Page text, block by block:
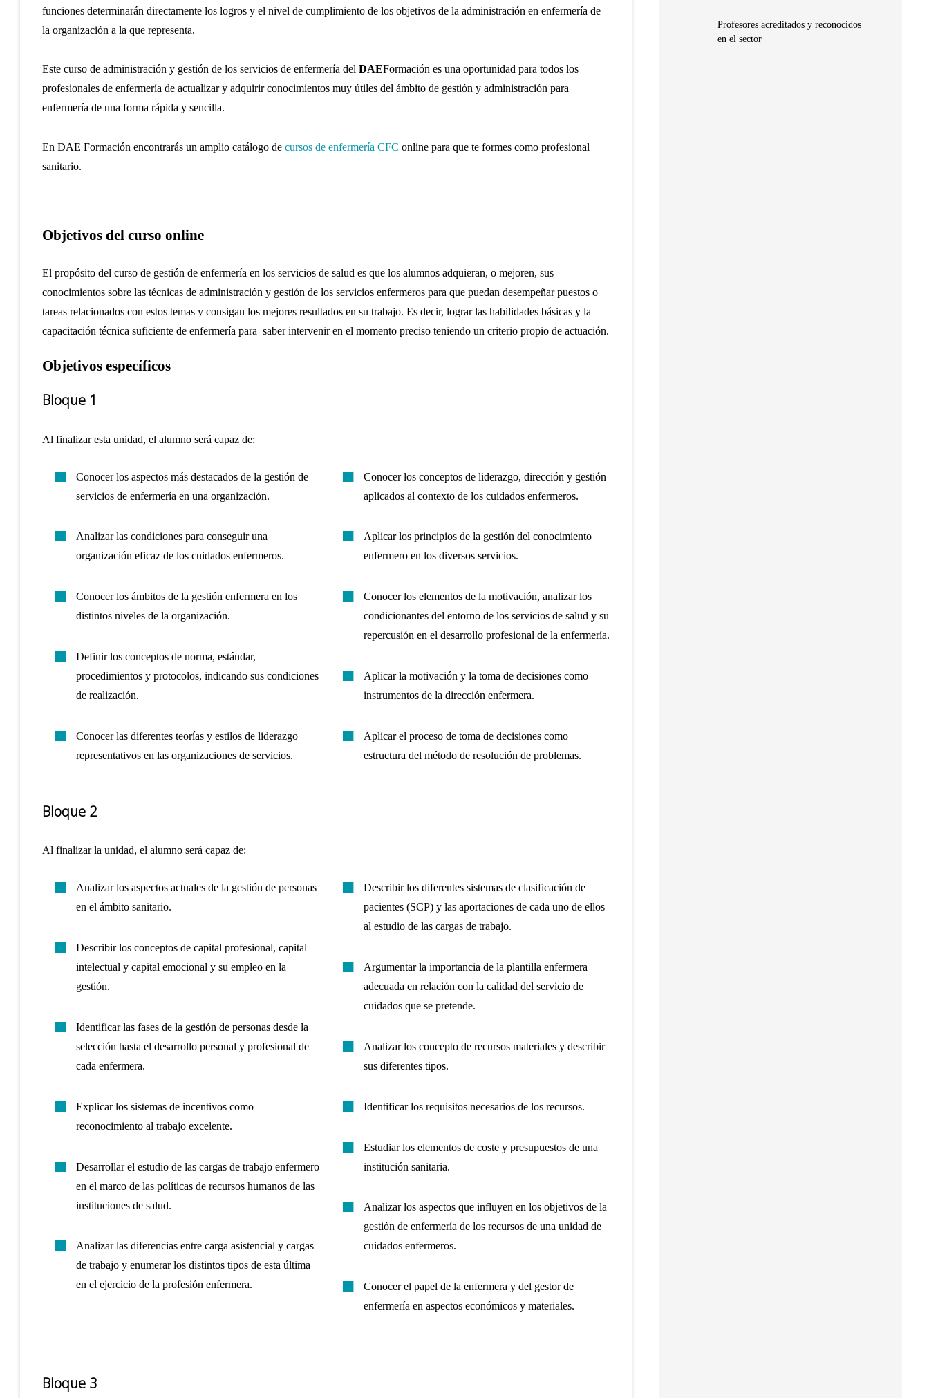
funciones determinarán directamente los logros y el nivel de cumplimiento de los objetivos de la administración en enfermería de
la organización a la que representa.
Este curso de administración y gestión de los servicios de enfermería del DAEFormación es una oportunidad para todos los
profesionales de enfermería de actualizar y adquirir conocimientos muy útiles del ámbito de gestión y administración para
enfermería de una forma rápida y sencilla.
En DAE Formación encontrarás un amplio catálogo de cursos de enfermería CFC online para que te formes como profesional
sanitario.
Objetivos del curso online
El propósito del curso de gestión de enfermería en los servicios de salud es que los alumnos adquieran, o mejoren, sus
conocimientos sobre las técnicas de administración y gestión de los servicios enfermeros para que puedan desempeñar puestos o
tareas relacionados con estos temas y consigan los mejores resultados en su trabajo. Es decir, lograr las habilidades básicas y la
capacitación técnica suficiente de enfermería para saber intervenir en el momento preciso teniendo un criterio propio de actuación.
Objetivos específicos
Bloque 1
Al finalizar esta unidad, el alumno será capaz de:
Conocer los aspectos más destacados de la gestión de
servicios de enfermería en una organización.
Analizar las condiciones para conseguir una
organización eficaz de los cuidados enfermeros.
Conocer los ámbitos de la gestión enfermera en los
distintos niveles de la organización.
Definir los conceptos de norma, estándar,
procedimientos y protocolos, indicando sus condiciones
de realización.
Conocer las diferentes teorías y estilos de liderazgo
representativos en las organizaciones de servicios.
Conocer los conceptos de liderazgo, dirección y gestión
aplicados al contexto de los cuidados enfermeros.
Aplicar los principios de la gestión del conocimiento
enfermero en los diversos servicios.
Conocer los elementos de la motivación, analizar los
condicionantes del entorno de los servicios de salud y su
repercusión en el desarrollo profesional de la enfermería.
Aplicar la motivación y la toma de decisiones como
instrumentos de la dirección enfermera.
Aplicar el proceso de toma de decisiones como
estructura del método de resolución de problemas.
Bloque 2
Al finalizar la unidad, el alumno será capaz de:
Analizar los aspectos actuales de la gestión de personas
en el ámbito sanitario.
Describir los conceptos de capital profesional, capital
intelectual y capital emocional y su empleo en la
gestión.
Identificar las fases de la gestión de personas desde la
selección hasta el desarrollo personal y profesional de
cada enfermera.
Explicar los sistemas de incentivos como
reconocimiento al trabajo excelente.
Desarrollar el estudio de las cargas de trabajo enfermero
en el marco de las políticas de recursos humanos de las
instituciones de salud.
Analizar las diferencias entre carga asistencial y cargas
de trabajo y enumerar los distintos tipos de esta última
en el ejercicio de la profesión enfermera.
Describir los diferentes sistemas de clasificación de
pacientes (SCP) y las aportaciones de cada uno de ellos
al estudio de las cargas de trabajo.
Argumentar la importancia de la plantilla enfermera
adecuada en relación con la calidad del servicio de
cuidados que se pretende.
Analizar los concepto de recursos materiales y describir
sus diferentes tipos.
Identificar los requisitos necesarios de los recursos.
Estudiar los elementos de coste y presupuestos de una
institución sanitaria.
Analizar los aspectos que influyen en los objetivos de la
gestión de enfermería de los recursos de una unidad de
cuidados enfermeros.
Conocer el papel de la enfermera y del gestor de
enfermería en aspectos económicos y materiales.
Bloque 3
Profesores acreditados y reconocidos
en el sector